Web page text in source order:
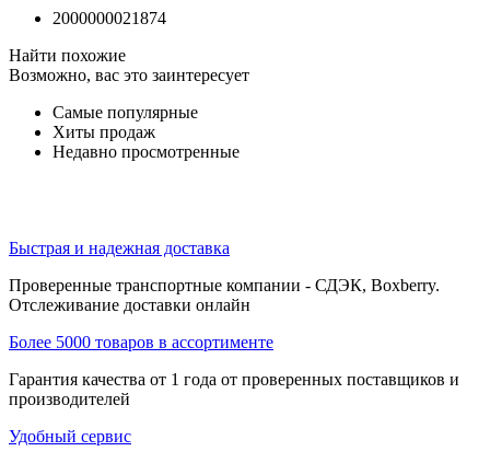
2000000021874
Найти похожие
Возможно, вас это заинтересует
Самые популярные
Хиты продаж
Недавно просмотренные
Быстрая и надежная доставка
Проверенные транспортные компании - СДЭК, Boxberry.
Отслеживание доставки онлайн
Более 5000 товаров в ассортименте
Гарантия качества от 1 года от проверенных поставщиков и
производителей
Удобный сервис